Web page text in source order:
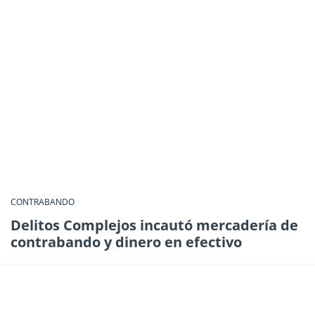
CONTRABANDO
Delitos Complejos incautó mercadería de
contrabando y dinero en efectivo